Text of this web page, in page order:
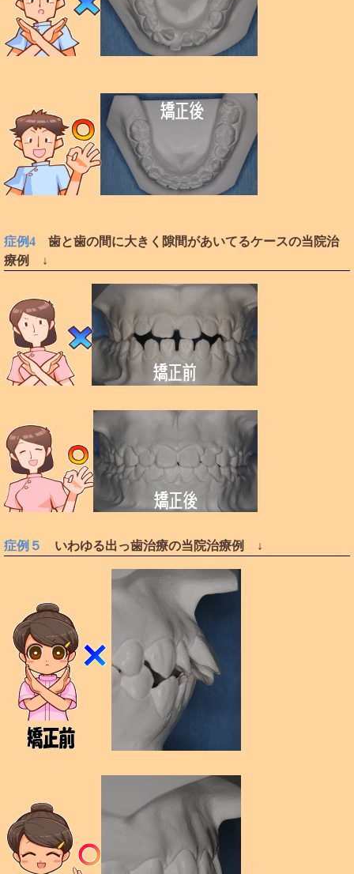
症例4 歯と歯の間に大きく隙間があいてるケースの当院治
療例 ↓
症例５ いわゆる出っ歯治療の当院治療例 ↓